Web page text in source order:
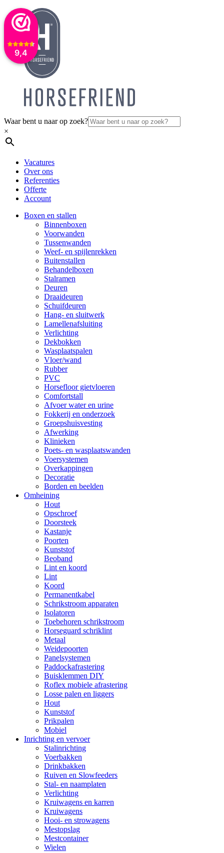
9,4
Waar bent u naar op zoek?
×
Vacatures
Over ons
Referenties
Offerte
Account
Boxen en stallen
Binnenboxen
Voorwanden
Tussenwanden
Weef- en spijlenrekken
Buitenstallen
Behandelboxen
Stalramen
Deuren
Draaideuren
Schuifdeuren
Hang- en sluitwerk
Lamellenafsluiting
Verlichting
Dekbokken
Wasplaatspalen
Vloer/wand
Rubber
PVC
Horsefloor gietvloeren
Comfortstall
Afvoer water en urine
Fokkerij en onderzoek
Groepshuisvesting
Afwerking
Klinieken
Poets- en wasplaatswanden
Voersystemen
Overkappingen
Decoratie
Borden en beelden
Omheining
Hout
Opschroef
Doorsteek
Kastanje
Poorten
Kunststof
Beoband
Lint en koord
Lint
Koord
Permanentkabel
Schrikstroom apparaten
Isolatoren
Toebehoren schrikstroom
Horseguard schriklint
Metaal
Weidepoorten
Panelsystemen
Paddockafrastering
Buisklemmen DIY
Roflex mobiele afrastering
Losse palen en liggers
Hout
Kunststof
Prikpalen
Mobiel
Inrichting en vervoer
Stalinrichting
Voerbakken
Drinkbakken
Ruiven en Slowfeeders
Stal- en naamplaten
Verlichting
Kruiwagens en karren
Kruiwagens
Hooi- en strowagens
Mestopslag
Mestcontainer
Wielen